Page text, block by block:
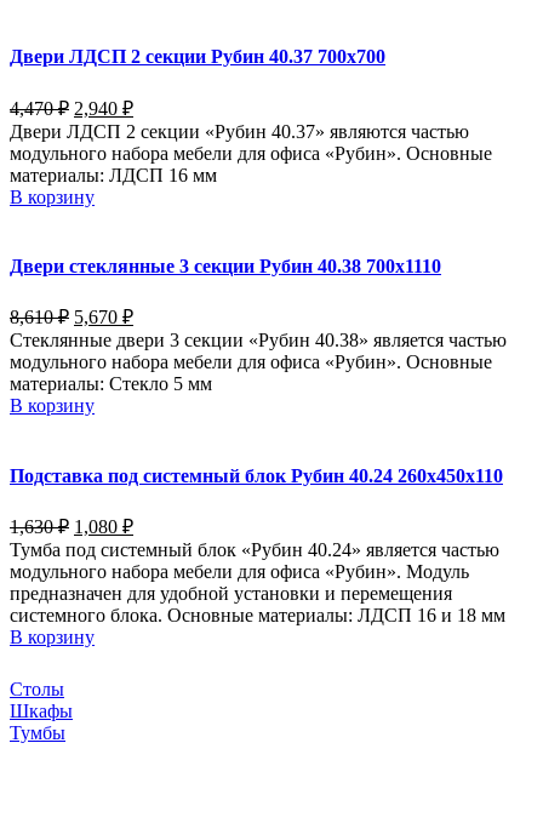
Двери ЛДСП 2 секции Рубин 40.37 700х700
4,470₽ 2,940 ₽
Двери ЛДСП 2 секции «Рубин 40.37» являются частью
модульного набора мебели для офиса «Рубин». Основные
материалы: ЛДСП 16 мм
В корзину
Двери стеклянные 3 секции Рубин 40.38 700х1110
8,610₽ 5,670 ₽
Стеклянные двери 3 секции «Рубин 40.38» является частью
модульного набора мебели для офиса «Рубин». Основные
материалы: Стекло 5 мм
В корзину
Подставка под системный блок Рубин 40.24 260х450х110
1,630₽ 1,080 ₽
Тумба под системный блок «Рубин 40.24» является частью
модульного набора мебели для офиса «Рубин». Модуль
предназначен для удобной установки и перемещения
системного блока. Основные материалы: ЛДСП 16 и 18 мм
В корзину
Столы
Шкафы
Тумбы